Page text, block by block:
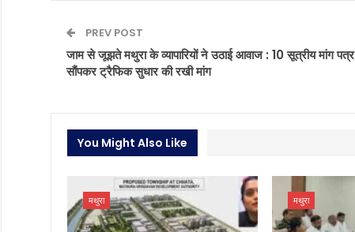
PREV POST
जाम से जूझते मथुरा के व्यापारियों ने उठाई आवाज : 10 सूत्रीय मांग पत्र
सौंपकर ट्रैफिक सुधार की रखी मांग
You Might Also Like
मथुरा मथुरा